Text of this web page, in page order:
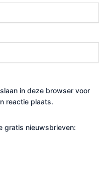
in deze browser voor
reactie plaats.
gratis nieuwsbrieven: